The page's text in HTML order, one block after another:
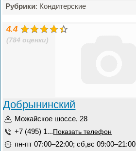
Рубрики: Кондитерские
4.4
(784 оценки)
Добрынинский
Можайское шоссе, 28
+7 (495) 1... Показать телефон
пн-пт 07:00–22:00; сб,вс 09:00–21:00